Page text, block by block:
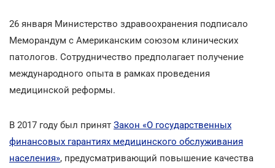
26 января Министерство здравоохранения подписало
Меморандум с Американским союзом клинических
патологов. Сотрудничество предполагает получение
международного опыта в рамках проведения
медицинской реформы.
В 2017 году был принят Закон «О государственных
финансовых гарантиях медицинского обслуживания
населения», предусматривающий повышение качества